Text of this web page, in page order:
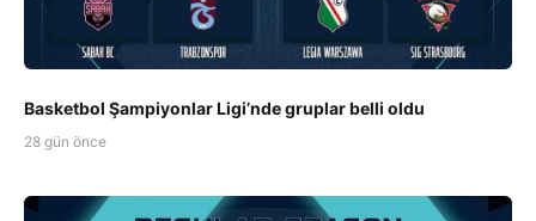
Basketbol Şampiyonlar Ligi’nde gruplar belli oldu
28 gün önce